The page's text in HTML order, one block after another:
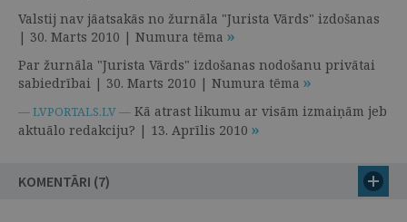
Valstij nav jāatsakās no žurnāla "Jurista Vārds" izdošanas
| 30. Marts 2010 | Numura tēma
Par žurnāla "Jurista Vārds" izdošanas nodošanu privātai
sabiedrībai | 30. Marts 2010 | Numura tēma
— LVPORTALS.LV — Kā atrast likumu ar visām izmaiņām jeb
aktuālo redakciju? | 13. Aprīlis 2010
KOMENTĀRI (7)